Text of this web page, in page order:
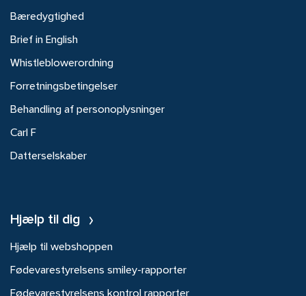
Bæredygtighed
Brief in English
Whistleblowerordning
Forretningsbetingelser
Behandling af personoplysninger
Carl F
Datterselskaber
Hjælp til dig
Hjælp til webshoppen
Fødevarestyrelsens smiley-rapporter